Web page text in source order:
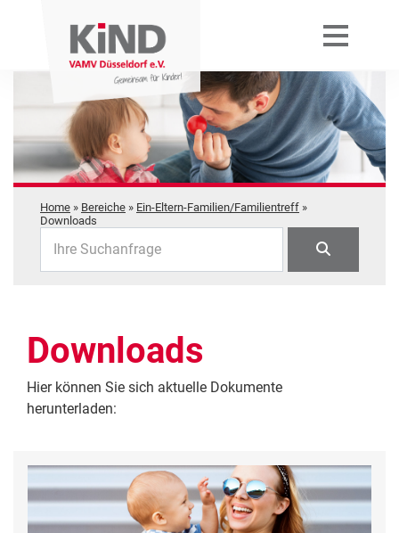
Home » Bereiche » Ein-Eltern-Familien/Familientreff »
Downloads
Ihre Suchanfrage
Downloads
Hier können Sie sich aktuelle Dokumente
herunterladen: